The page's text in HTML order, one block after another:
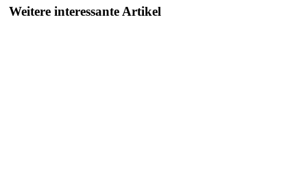
Weitere interessante Artikel